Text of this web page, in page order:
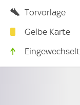
Torvorlage
Gelbe Karte
Eingewechselt